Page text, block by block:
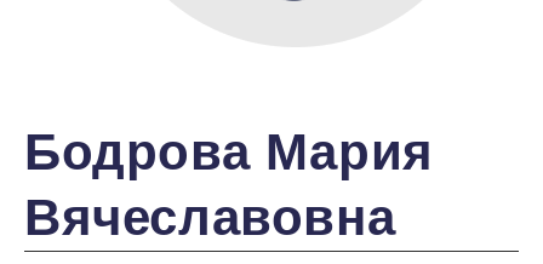
Бодрова Мария
Вячеславовна